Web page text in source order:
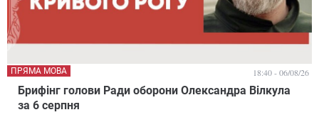
Брифінг голови Ради оборони Олександра Вілкула
за 6 серпня
ПРЯМА МОВА 18:40 - 06/08/26